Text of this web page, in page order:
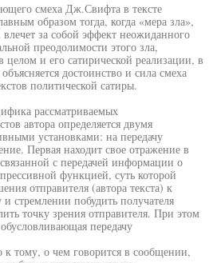
смеха Дж.Свифта в тексте
образом тогда, когда «мера зла»,
за собой эффект неожиданного
преодолимости этого зла,
целом и его сатирической реализации, в
достоинство и сила смеха
политической сатиры.
рассматриваемых
автора определяется двумя
установками: на передачу
Первая находит свое отражение в
с передачей информации о
функцией, суть которой
отправителя (автора текста) к
стремлении побудить получателя
точку зрения отправителя. При этом
передачу
тому, о чем говорится в сообщении,